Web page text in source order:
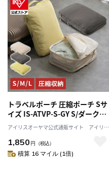
トラベルポーチ 圧縮ポーチ Sサ
イズ IS-ATVP-S-GY S/ダークグ
レー
アイリスオーヤマ公式通販サイト アイリス
1,850 円 （税込）
積算 16 マイル (1倍)